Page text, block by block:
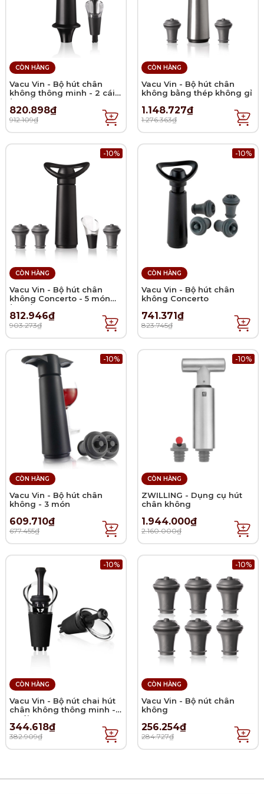
CÒN HÀNG
Vacu Vin - Bộ hút chân
không thông minh - 2 cái
(2021)
820.898₫
912.109₫
CÒN HÀNG
Vacu Vin - Bộ hút chân
không bằng thép không gỉ
1.148.727₫
1.276.363₫
-10%
CÒN HÀNG
Vacu Vin - Bộ hút chân
không Concerto - 5 món
(2021)
812.946₫
903.273₫
-10%
CÒN HÀNG
Vacu Vin - Bộ hút chân
không Concerto
741.371₫
823.745₫
-10%
CÒN HÀNG
Vacu Vin - Bộ hút chân
không - 3 món
609.710₫
677.455₫
-10%
CÒN HÀNG
ZWILLING - Dụng cụ hút
chân không
1.944.000₫
2.160.000₫
-10%
CÒN HÀNG
Vacu Vin - Bộ nút chai hút
chân không thông minh -
2 cái
344.618₫
382.909₫
-10%
CÒN HÀNG
Vacu Vin - Bộ nút chân
không
256.254₫
284.727₫